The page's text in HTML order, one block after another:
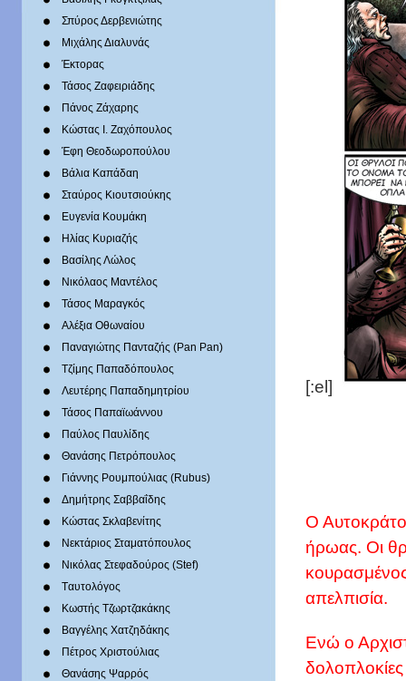
Σπύρος Δερβενιώτης
Mιχάλης Διαλυνάς
Έκτορας
Τάσος Ζαφειριάδης
Πάνος Ζάχαρης
Κώστας Ι. Ζαχόπουλoς
Έφη Θεοδωροπούλου
Βάλια Καπάδαη
Σταύρος Κιουτσιούκης
Ευγενία Κουμάκη
Ηλίας Κυριαζής
Βασίλης Λώλος
Νικόλαος Μαντέλος
Τάσος Μαραγκός
Αλέξια Οθωναίου
Παναγιώτης Πανταζής (Pan Pan)
Τζίμης Παπαδόπουλος
Λευτέρης Παπαδημητρίου
Τάσος Παπαϊωάννου
Παύλος Παυλίδης
Θανάσης Πετρόπουλος
Γιάννης Ρουμπούλιας (Rubus)
Δημήτρης Σαββαΐδης
Κώστας Σκλαβενίτης
Νεκτάριος Σταματόπουλος
Νικόλας Στεφαδούρος (Stef)
Tαυτολόγος
Κωστής Τζωρτζακάκης
Βαγγέλης Χατζηδάκης
Πέτρος Χριστούλιας
Θανάσης Ψαρρός
[:el]
Ο
ήρωας. Οι
απελπισία.
Ενώ ο